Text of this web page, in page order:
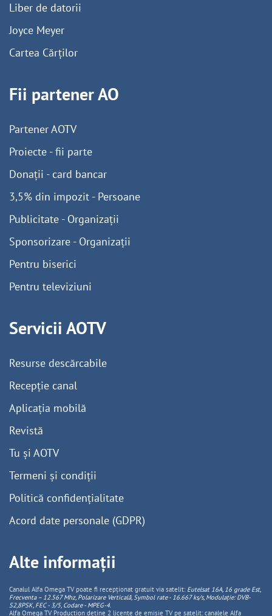
Liber de datorii
Joyce Meyer
Cartea Cărților
Fii partener AO
Partener AOTV
Proiecte - fii parte
Donații - card bancar
3,5% din impozit - Persoane
Publicitate - Organizații
Sponsorizare - Organizații
Pentru biserici
Pentru televiziuni
Servicii AOTV
Resurse descărcabile
Recepție canal
Aplicația mobilă
Revistă
Tu și AOTV
Termeni și condiții
Politică confidențialitate
Acord date personale (GDPR)
Alte informații
Canalul Alfa Omega TV poate fi recepționat gratuit via satelit: Eutelsat 16A, 16 grade Est,
Frecventa – 12.567 Mhz, PolarizareVerticală, Symbol rate - 16.667 ks/s, Modulație: DVB-
S2,8PSK, FEC - 3/5, Codare - MPEG-4.
Alfa Omega TV Production deține 2 licențe de emisie TV pe satelit: canalele Alfa